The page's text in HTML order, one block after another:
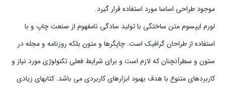
موجود طراحی اساسا مورد استفاده قرار گیرد.
لورم ایپسوم متن ساختگی با تولید سادگی نامفهوم از صنعت چاپ و با
استفاده از طراحان گرافیک است. چاپگرها و متون بلکه روزنامه و مجله در
ستون و سطرآنچنان که لازم است و برای شرایط فعلی تکنولوژی مورد نیاز و
کاربردهای متنوع با هدف بهبود ابزارهای کاربردی می باشد. کتابهای زیادی